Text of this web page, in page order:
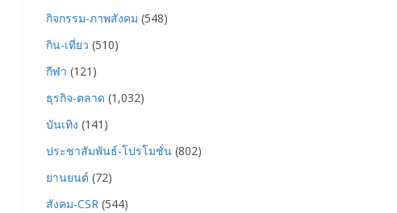
กิจกรรม-ภาพสังคม (548)
กิน-เที่ยว (510)
กีฬา (121)
ธุรกิจ-ตลาด (1,032)
บันเทิง (141)
ประชาสัมพันธ์-โปรโมชั่น (802)
ยานยนต์ (72)
สังคม-CSR (544)